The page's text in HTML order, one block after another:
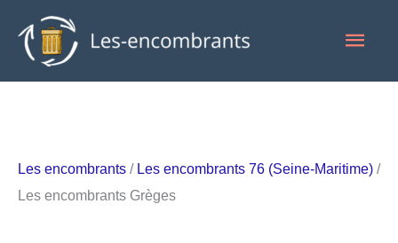
contenu
Les encombrants / Les encombrants 76 (Seine-Maritime) /
Les encombrants Grèges